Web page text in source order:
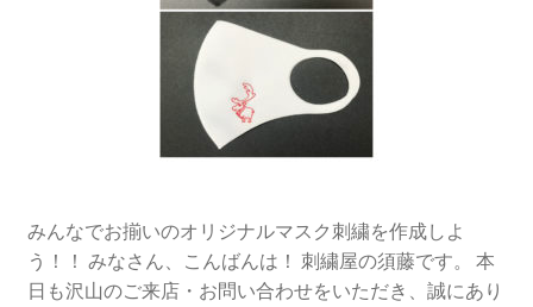
みんなでお揃いのオリジナルマスク刺繍を作成しよ
う！！ みなさん、こんばんは！ 刺繍屋の須藤です。 本
日も沢山のご来店・お問い合わせをいただき、誠にあり